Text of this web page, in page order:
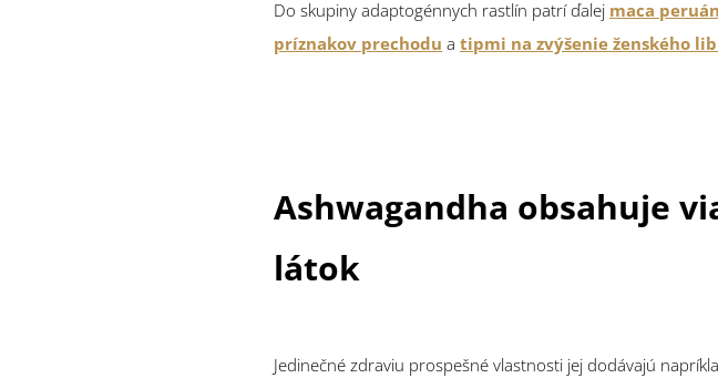
Do skupiny adaptogénnych rastlín patrí ďalej maca
príznakov prechodu a tipmi na zvýšenie ženského
Ashwagandha obsahuje
látok
Jedinečné zdraviu prospešné vlastnosti jej dodávajú